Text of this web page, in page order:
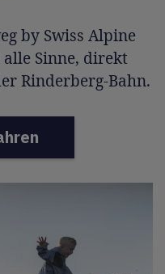
by Swiss Alpine
Sinne, direkt
Rinderberg-Bahn.